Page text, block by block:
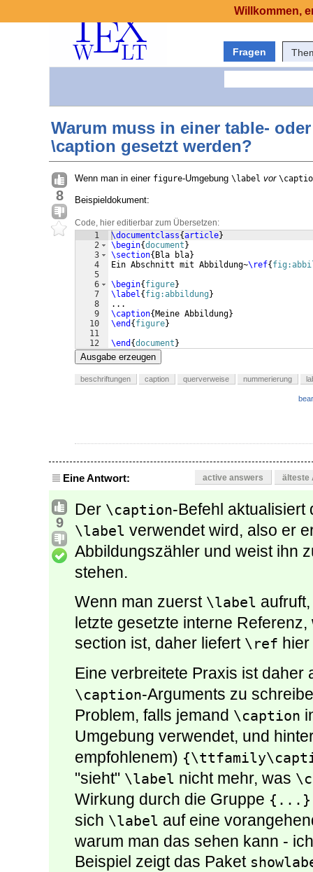
Fragen
Warum muss in einer table-
\caption gesetzt werden?
8
Wenn man in einer figure-Umgebung \label vor
Beispieldokument:
Code, hier editierbar zum Übersetzen:
1
2
3
4
5
6
7
8
9
10
11
12
\documentclass{article}
\begin{document }
\section{ Bla bla}
Ein Abschnitt mit Abbildung~\ref{
\begin{ figure}
\label{ fig:abbildung }
...
\caption{ Meine Abbildung}
\end { figure}
\end {document }
Ausgabe erzeugen
beschriftungen caption querverweise nummerierung
Eine Antwort: active answers älteste
9
Der \caption-Befehl aktualisiert
\label verwendet wird, also er
Abbildungszähler und weist ihn
stehen.
Wenn man zuerst \label
letzte gesetzte interne
section ist, daher liefert \ref
Eine verbreitete Praxis ist daher
\caption-Arguments zu
Problem, falls jemand \caption
Umgebung verwendet, und
empfohlenem)
"sieht" \label nicht mehr, was
Wirkung durch die Gruppe {...}
sich \label auf eine
warum man das sehen kann -
Beispiel zeigt das Paket
Willkommen,